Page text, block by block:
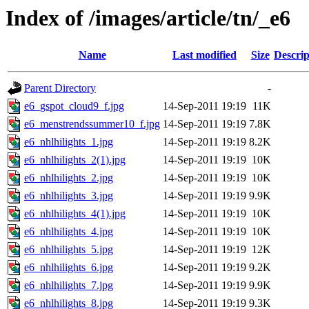
Index of /images/article/tn/_e6
Name Last modified Size
Parent Directory
-
e6_gspot_cloud9_f.jpg
14-Sep-2011 19:19 11K
e6_menstrendssummer10_f.jpg 14-Sep-2011 19:19 7.8K
e6_nhlhilights_1.jpg
14-Sep-2011 19:19 8.2K
e6_nhlhilights_2(1).jpg
14-Sep-2011 19:19 10K
e6_nhlhilights_2.jpg
14-Sep-2011 19:19 10K
e6_nhlhilights_3.jpg
14-Sep-2011 19:19 9.9K
e6_nhlhilights_4(1).jpg
14-Sep-2011 19:19 10K
e6_nhlhilights_4.jpg
14-Sep-2011 19:19 10K
e6_nhlhilights_5.jpg
14-Sep-2011 19:19 12K
e6_nhlhilights_6.jpg
14-Sep-2011 19:19 9.2K
e6_nhlhilights_7.jpg
14-Sep-2011 19:19 9.9K
e6_nhlhilights_8.jpg
14-Sep-2011 19:19 9.3K